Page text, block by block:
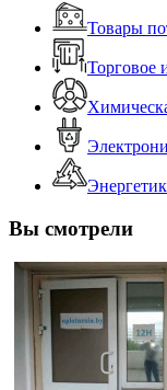
Товары
Торговое
Вы смотрели